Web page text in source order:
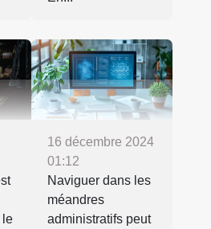
le
16 décembre 2024
01:12
Naviguer dans les
méandres
administratifs peut